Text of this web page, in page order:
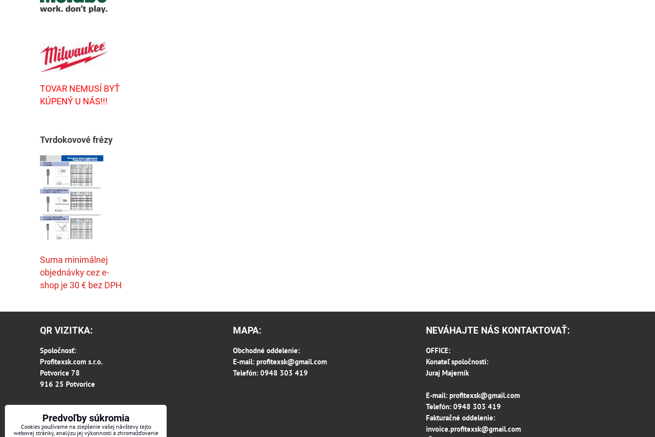
TOVAR NEMUSÍ BYŤ
KÚPENÝ U NÁS!!!
Tvrdokovové frézy
Suma minimálnej
objednávky cez e-
shop je 30 € bez DPH
QR VIZITKA:
Spoločnosť:
Profitexsk.com s.r.o.
Potvorice 78
916 25 Potvorice
MAPA:
Obchodné oddelenie:
E-mail: profitexsk@gmail.com
Telefón: 0948 303 419
NEVÁHAJTE NÁS KONTAKTOVAŤ:
OFFICE:
Konateľ spoločnosti:
Juraj Majerník
E-mail: profitexsk@gmail.com
Telefón: 0948 303 419
Fakturačné oddelenie:
invoice.profitexsk@gmail.com
Predvoľby súkromia
Cookies používame na zlepšenie vašej návštevy tejto
webovej stránky, analýzu jej výkonnosti a zhromažďovanie